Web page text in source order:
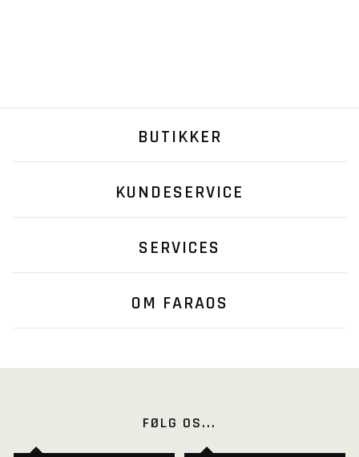
BUTIKKER
KUNDESERVICE
SERVICES
OM FARAOS
FØLG OS...